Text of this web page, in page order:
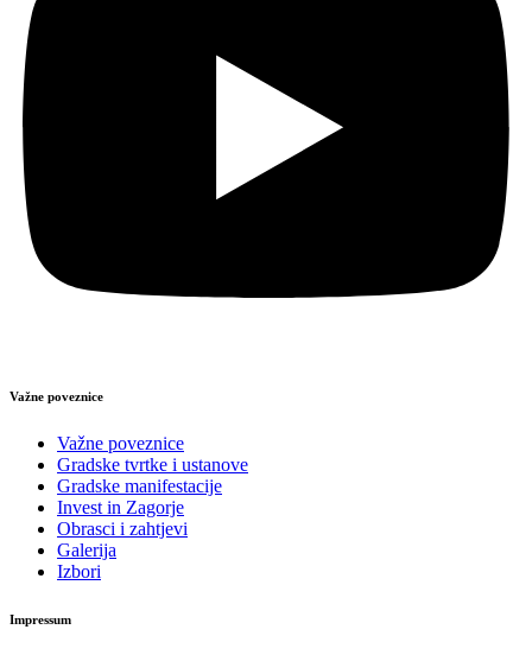
Važne poveznice
Važne poveznice
Gradske tvrtke i ustanove
Gradske manifestacije
Invest in Zagorje
Obrasci i zahtjevi
Galerija
Izbori
Impressum